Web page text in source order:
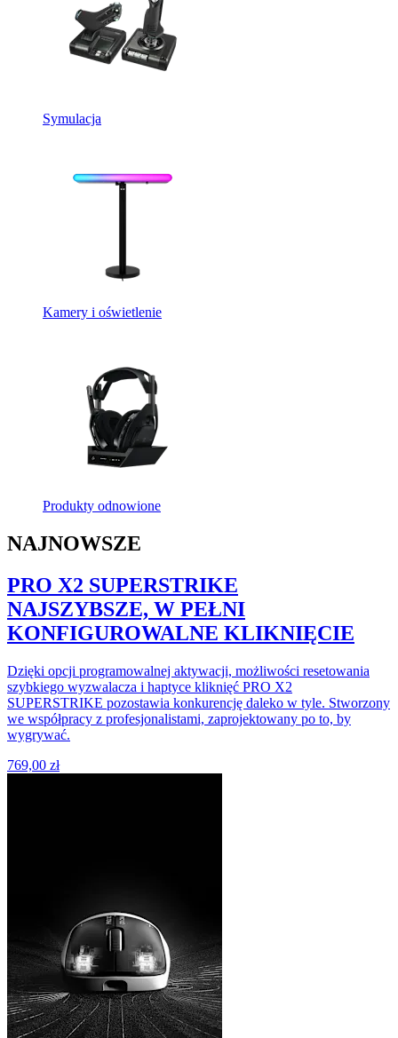
Symulacja
Kamery i oświetlenie
Produkty odnowione
NAJNOWSZE
PRO X2 SUPERSTRIKE
NAJSZYBSZE, W PEŁNI
KONFIGUROWALNE KLIKNIĘCIE
Dzięki opcji programowalnej aktywacji, możliwości resetowania
szybkiego wyzwalacza i haptyce kliknięć PRO X2
SUPERSTRIKE pozostawia konkurencję daleko w tyle. Stworzony
we współpracy z profesjonalistami, zaprojektowany po to, by
wygrywać.
769,00 zł